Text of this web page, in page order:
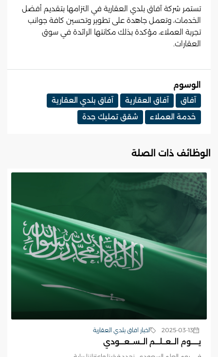
تستمر شركة آفاق بلدي العقارية في التزامها بتقديم أفضل
الخدمات، وتعمل جاهدة على تطوير وتحسين كافة جوانب
تجربة العملاء، مؤكدة بذلك مكانتها الرائدة في سوق
العقارات.
الوسوم
آفاق
آفاق العقارية
آفاق بلدي العقارية
خدمة العملاء
شقق تمليك جدة
الوظائف ذات الصلة
2025-03-13 اخبار افاق بلدي العقارية
يـــــوم الــعــلـــم الــســعـــودي